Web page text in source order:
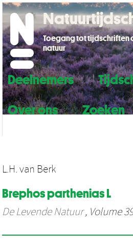
Deelnemers
Over ons
Zoeken
Toegang tot tijdschriften
natuur
L.H. van Berk
Brephos parthenias L
De Levende Natuur, Volume